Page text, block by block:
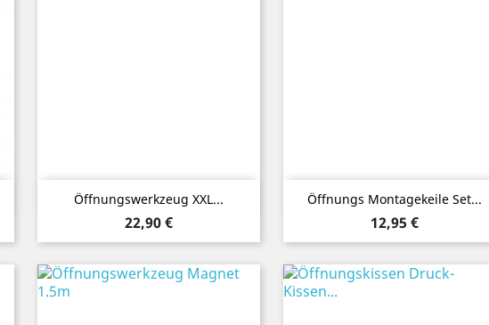
Öffnungswerkzeug XXL...
Preis
22,90 €
Vorschau Öffnungs Montagekeile Set...
Preis
12,95 €
Vorschau